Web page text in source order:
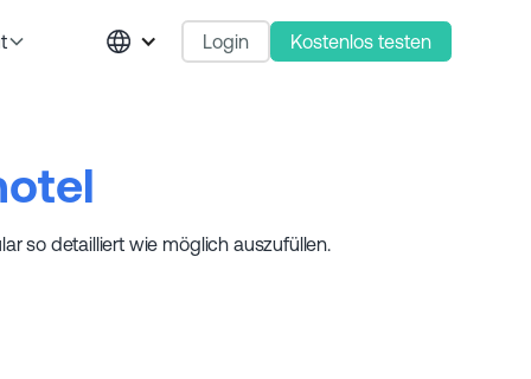
Login Kostenlos testen
so detailliert wie möglich auszufüllen.